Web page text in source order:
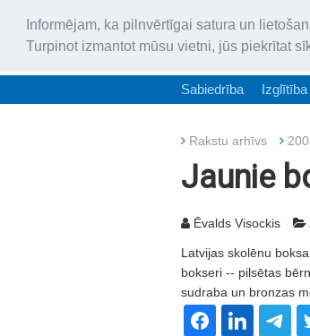
Informējam, ka pilnvērtīgai satura un
Turpinot izmantot mūsu vietni, jūs piekrītat
Sabiedrība Izglītība
Rakstu arhīvs
Jaunie
Ēvalds Visockis
Latvijas skolēnu
bokseri -- pilsētas
sudraba un bronzas